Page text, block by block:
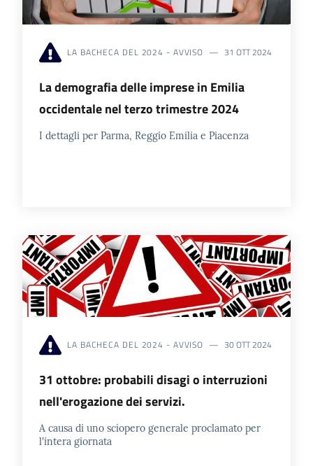
LA BACHECA DEL 2024 - AVVISO 31 OTT 2024
La demografia delle imprese in Emilia
occidentale nel terzo trimestre 2024
I dettagli per Parma, Reggio Emilia e Piacenza
LA BACHECA DEL 2024 - AVVISO 30 OTT 2024
31 ottobre: probabili disagi o interruzioni
nell'erogazione dei servizi.
A causa di uno sciopero generale proclamato per
l'intera giornata